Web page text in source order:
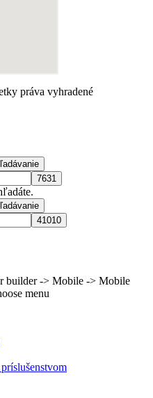
práva vyhradené
builder -> Mobile -> Mobile
menu